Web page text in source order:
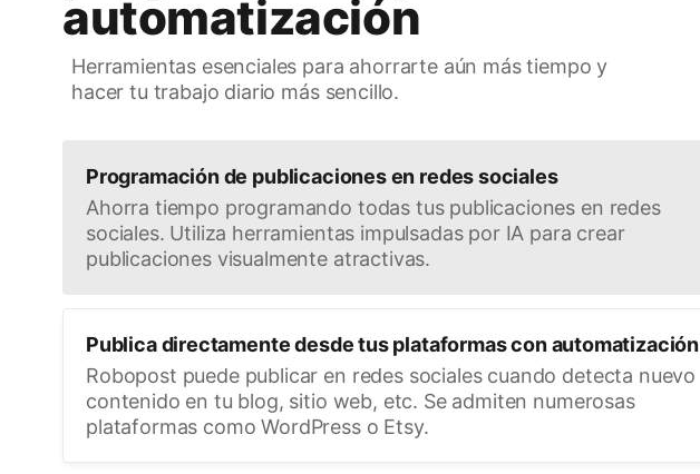
automatización
Herramientas esenciales para ahorrarte aún más tiempo y
hacer tu trabajo diario más sencillo.
Programación de publicaciones en redes sociales
Ahorra tiempo programando todas tus publicaciones en redes
sociales. Utiliza herramientas impulsadas por IA para crear
publicaciones visualmente atractivas.
Publica directamente desde tus plataformas con automatización
Robopost puede publicar en redes sociales cuando detecta nuevo
contenido en tu blog, sitio web, etc. Se admiten numerosas
plataformas como WordPress o Etsy.